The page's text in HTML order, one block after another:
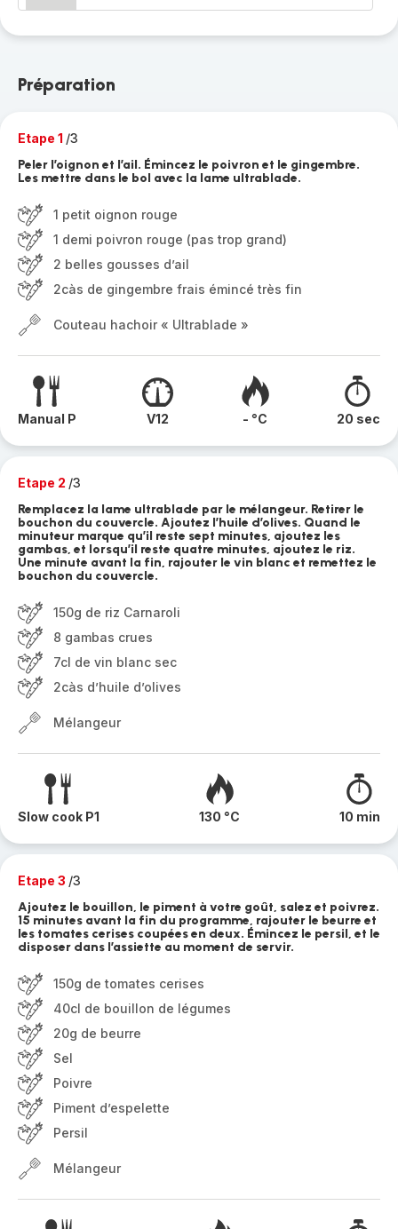
Préparation
Etape 1 /3
Peler l’oignon et l’ail. Émincez le poivron et le gingembre.
Les mettre dans le bol avec la lame ultrablade.
1 petit oignon rouge
1 demi poivron rouge (pas trop grand)
2 belles gousses d’ail
2càs de gingembre frais émincé très fin
Couteau hachoir « Ultrablade »
Manual P V12 - °C 20 sec
Etape 2 /3
Remplacez la lame ultrablade par le mélangeur. Retirer le
bouchon du couvercle. Ajoutez l’huile d’olives. Quand le
minuteur marque qu’il reste sept minutes, ajoutez les
gambas, et lorsqu’il reste quatre minutes, ajoutez le riz.
Une minute avant la fin, rajouter le vin blanc et remettez le
bouchon du couvercle.
150g de riz Carnaroli
8 gambas crues
7cl de vin blanc sec
2càs d’huile d’olives
Mélangeur
Slow cook P1 130 °C 10 min
Etape 3 /3
Ajoutez le bouillon, le piment à votre goût, salez et poivrez.
15 minutes avant la fin du programme, rajouter le beurre et
les tomates cerises coupées en deux. Émincez le persil, et le
disposer dans l’assiette au moment de servir.
150g de tomates cerises
40cl de bouillon de légumes
20g de beurre
Sel
Poivre
Piment d’espelette
Persil
Mélangeur